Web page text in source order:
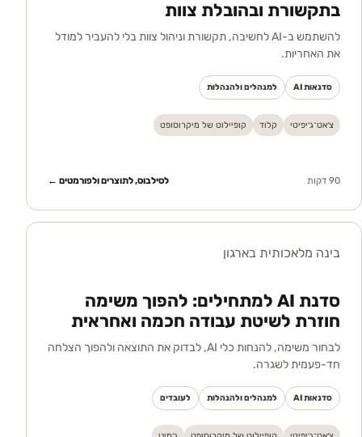
בתקשורת ובהובלת צוות
להשתמש ב-AI לחשיבה, תקשורת וניהול צוות בלי להעביר למודל
את האחריות.
סדנאות AI למנהלים ולהנהלות
צ׳אט־ג׳יפיטי קלוד קופיילוט של מיקרוסופט
90 דקות לסילבוס, לתוצרים ולפורמטים ←
בינה מלאכותית בארגון
סדנת AI למתחילים: להפוך משימה
חוזרת לשיטת עבודה חכמה ואחראית
לבחור משימה, להנחות כלי AI, לבדוק את התוצאה ולהפוך הצלחה
חד-פעמית לשגרה.
סדנאות AI למנהלים ולהנהלות לעובדים